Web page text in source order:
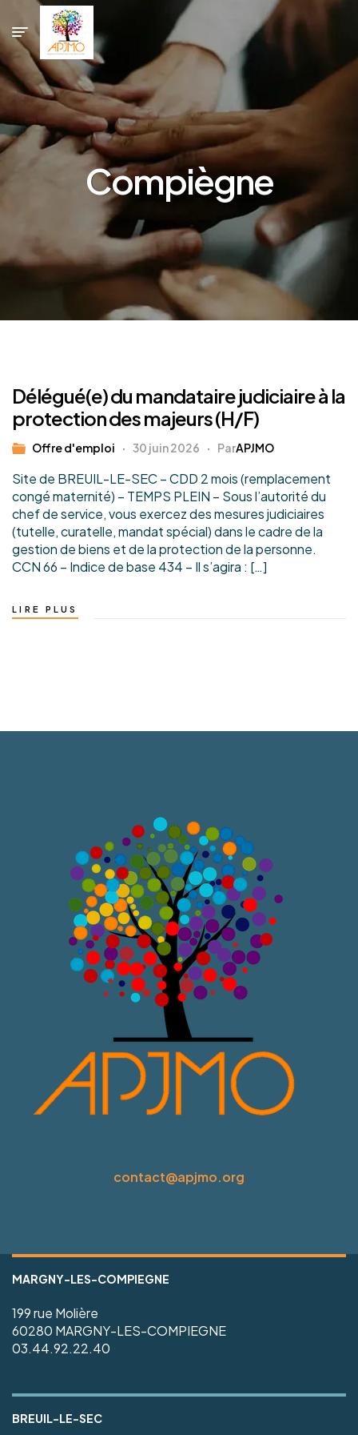
Compiègne
Délégué(e) du mandataire judiciaire à la
protection des majeurs (H/F)
Offre d'emploi 30 juin 2026 ParAPJMO
Site de BREUIL-LE-SEC – CDD 2 mois (remplacement
congé maternité) – TEMPS PLEIN – Sous l’autorité du
chef de service, vous exercez des mesures judiciaires
(tutelle, curatelle, mandat spécial) dans le cadre de la
gestion de biens et de la protection de la personne.
CCN 66 – Indice de base 434 – Il s’agira : […]
LIRE PLUS
contact@apjmo.org
MARGNY-LES-COMPIEGNE
199 rue Molière
60280 MARGNY-LES-COMPIEGNE
03.44.92.22.40
BREUIL-LE-SEC